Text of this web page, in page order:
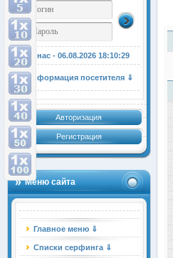
У нас - 06.08.2026 18:10:29
Информация посетителя ⇓
Авторизация
Регистрация
Меню сайта
Главное меню ⇓
Списки серфинга ⇓